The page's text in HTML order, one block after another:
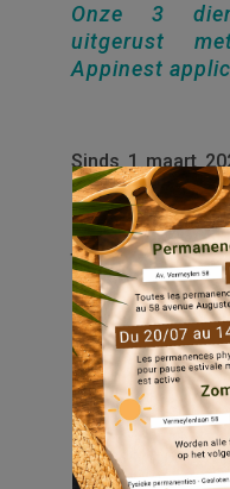
Onze 3
uitgerust
Appinest
Sinds 1 maart
Everecity
Met deze
technische
gewoon
Zoals u weet,
die reeds
klantenzone
ze toegankelijker